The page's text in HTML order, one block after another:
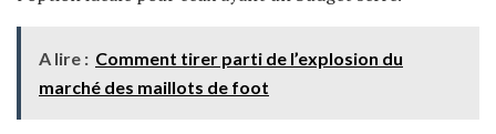
A lire : Comment tirer parti de l’explosion du
marché des maillots de foot